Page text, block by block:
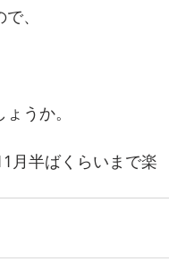
、
うか。
月半ばくらいまで楽